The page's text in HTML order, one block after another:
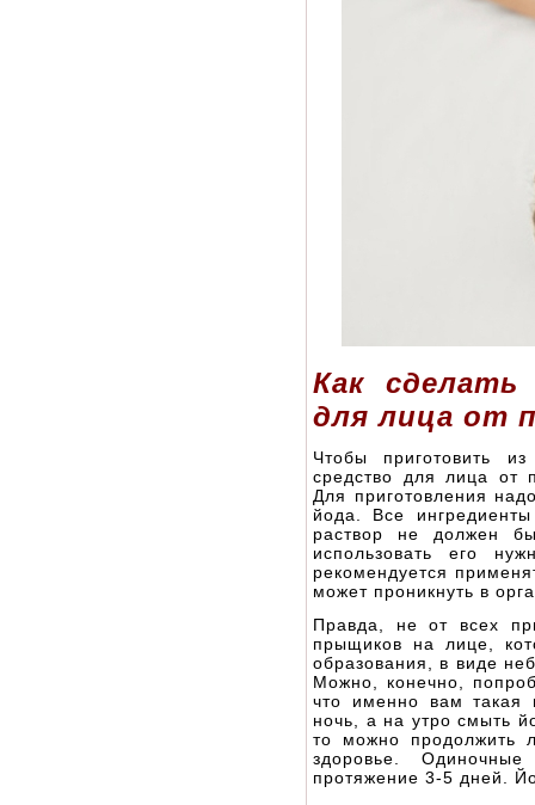
Как
для лица от
Чтобы приготовить
средство для лица от
Для приготовления
йода. Все
раствор не должен
использовать его
рекомендуется
может проникнуть в
Правда, не от всех
прыщиков на лице,
образования, в виде
Можно, конечно,
что именно вам такая
ночь, а на утро смыть
то можно продолжить
здоровье.
протяжение 3-5 дней.